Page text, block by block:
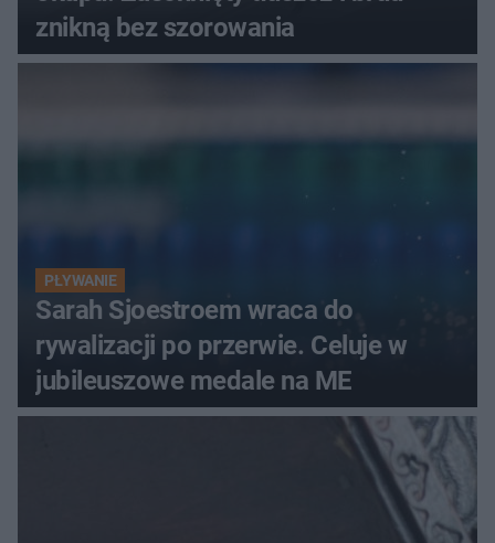
znikną bez szorowania
PŁYWANIE
Sarah Sjoestroem wraca do
rywalizacji po przerwie. Celuje w
jubileuszowe medale na ME